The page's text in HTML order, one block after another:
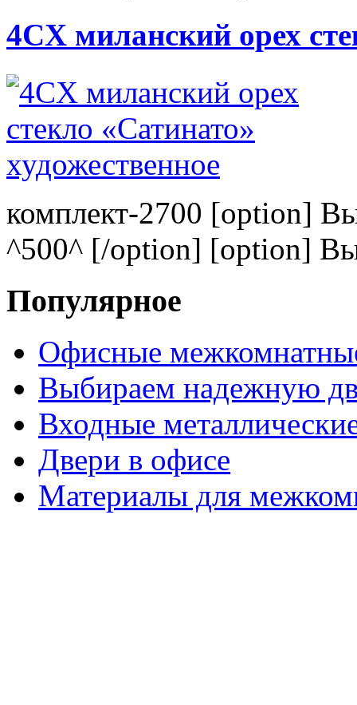
4CХ миланский орех
комплект-2700 [option]
^500^ [/option] [option]
Популярное
Офисные
Выбираем надежную
Входные
Двери в офисе
Материалы для